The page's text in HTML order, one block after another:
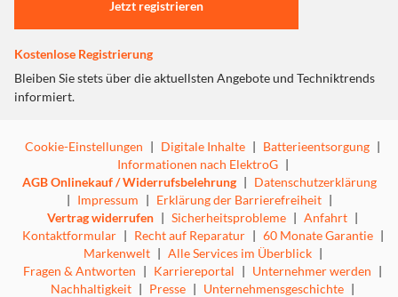
Jetzt registrieren
Kostenlose Registrierung
Bleiben Sie stets über die aktuellsten Angebote und Techniktrends
informiert.
Cookie-Einstellungen | Digitale Inhalte | Batterieentsorgung |
Informationen nach ElektroG |
AGB Onlinekauf / Widerrufsbelehrung | Datenschutzerklärung
| Impressum | Erklärung der Barrierefreiheit |
Vertrag widerrufen | Sicherheitsprobleme | Anfahrt |
Kontaktformular | Recht auf Reparatur | 60 Monate Garantie |
Markenwelt | Alle Services im Überblick |
Fragen & Antworten | Karriereportal | Unternehmer werden |
Nachhaltigkeit | Presse | Unternehmensgeschichte |